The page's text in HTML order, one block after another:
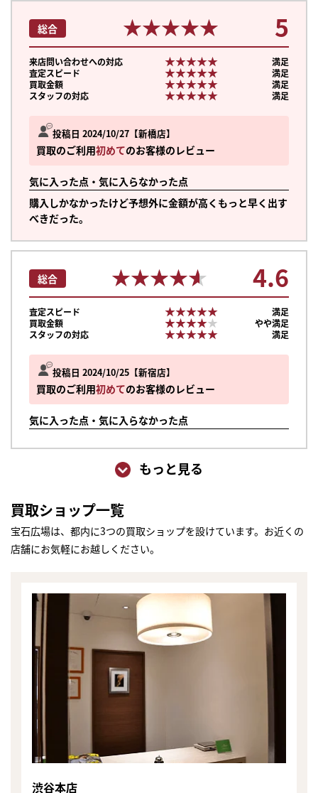
投稿日 2024/10/27 新橋店
買取のご利用初めてのお客様のレビュー
気に入った点・気に入らなかった点
購入しかなかったけど予想外に金額が高くもっと早く出す
べきだった。
総合 ★★★★★
★★★★★ 5
来店問い合わせへの対応 ★★★★★
★★★★★
満足
査定スピード
★★★★★
★★★★★
満足
買取金額
★★★★★
★★★★★
満足
スタッフの対応
★★★★★
★★★★★ 満足
投稿日 2024/10/25 新宿店
買取のご利用初めてのお客様のレビュー
気に入った点・気に入らなかった点
総合 ★★★★★
★★★★★ 4.6
査定スピード ★★★★★
★★★★★
満足
買取金額
★★★★★
★★★★★
やや満足
スタッフの対応
★★★★★
★★★★★ 満足
もっと見る
買取ショップ一覧
宝石広場は、都内に3つの買取ショップを設けています。お近くの
店舗にお気軽にお越しください。
渋谷本店
まずは